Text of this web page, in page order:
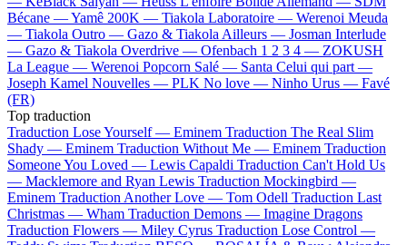
Bécane —Yamê 200K — Tiakola Laboratoire — Werenoi Meuda
— Tiakola Outro — Gazo & Tiakola Ailleurs — Josman Interlude
— Gazo & Tiakola Overdrive — Ofenbach 1 2 3 4 — ZOKUSH
La League — Werenoi Popcorn Salé — Santa Celui qui part —
Joseph Kamel Nouvelles — PLK No love — Ninho Urus — Favé
(FR)
Top traduction
Traduction Lose Yourself — Eminem Traduction The Real Slim
Shady — Eminem Traduction Without Me — Eminem Traduction
Someone You Loved — Lewis Capaldi Traduction Can't Hold Us
— Macklemore and Ryan Lewis Traduction Mockingbird —
Eminem Traduction Another Love — Tom Odell Traduction Last
Christmas — Wham Traduction Demons — Imagine Dragons
Traduction Flowers — Miley Cyrus Traduction Lose Control —